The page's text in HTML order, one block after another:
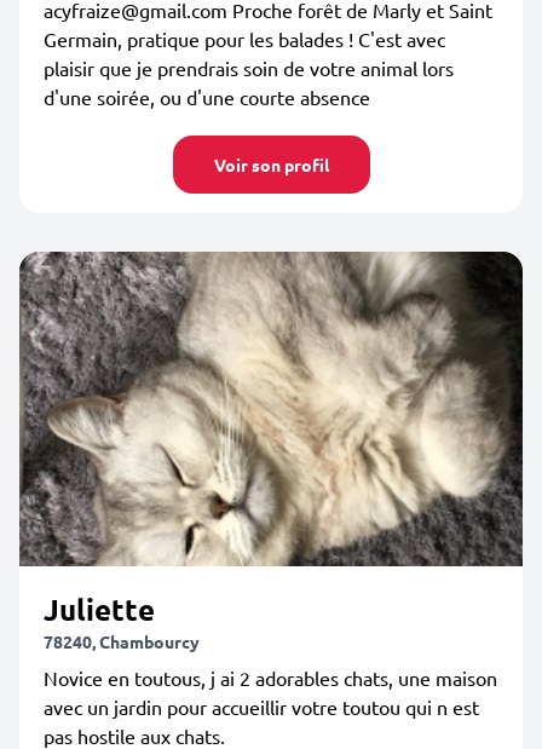
acyfraize@gmail.com Proche forêt de Marly et Saint
Germain, pratique pour les balades ! C'est avec
plaisir que je prendrais soin de votre animal lors
d'une soirée, ou d'une courte absence
Voir son profil
Juliette
78240, Chambourcy
Novice en toutous, j ai 2 adorables chats, une maison
avec un jardin pour accueillir votre toutou qui n est
pas hostile aux chats.